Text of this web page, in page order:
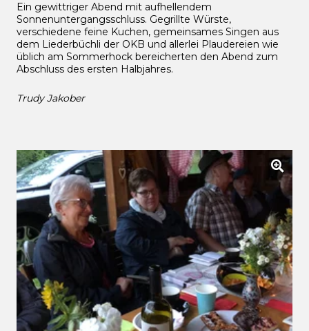
Ein gewittriger Abend mit aufhellendem
Sonnenuntergangsschluss. Gegrillte Würste,
verschiedene feine Kuchen, gemeinsames Singen aus
dem Liederbüchli der OKB und allerlei Plaudereien wie
üblich am Sommerhock bereicherten den Abend zum
Abschluss des ersten Halbjahres.
Trudy Jakober